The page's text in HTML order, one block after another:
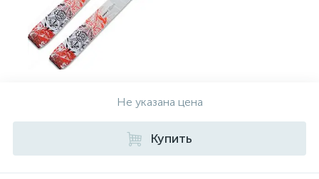
Не указана цена
Купить